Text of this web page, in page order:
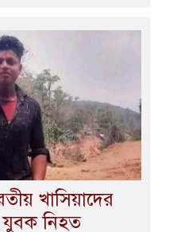
খাসিয়াদের
যুবক নিহত